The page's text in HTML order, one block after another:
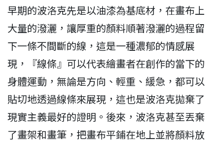
早期的波洛克先是以油漆為基底材，在畫布上
大量的潑灑，讓厚重的顏料順著潑灑的過程留
下一條不間斷的線，這是一種濃郁的情感展
現，『線條』可以代表繪畫者在創作的當下的
身體運動，無論是方向、輕重、緩急，都可以
貼切地透過線條來展現，這也是波洛克拋棄了
現實主義最好的證明。後來，波洛克甚至丟棄
了畫架和畫筆，把畫布平鋪在地上並將顏料放